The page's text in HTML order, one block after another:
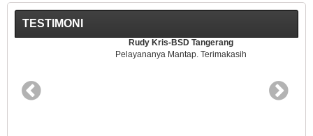
TESTIMONI
Rudy Kris-BSD Tangerang
Pelayananya Mantap. Terimakasih